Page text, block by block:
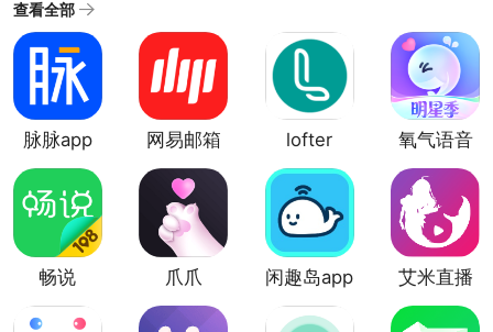
的类型，兴趣爱好类社交软件，婚恋交友类社交软件，
工具类社交软件等。靠谱的社交软件大全中涵盖了各种
不同的领域和用户群体。推荐的都是比较真实靠谱的社
交类app。用户可以根据自己的兴趣和需求选择不同的社
交平台。
查看全部
脉脉app
网易邮箱
大师安卓
版
lofter
氧气语音
app
畅说
108app
爪爪 闲趣岛app
艾米直播
app